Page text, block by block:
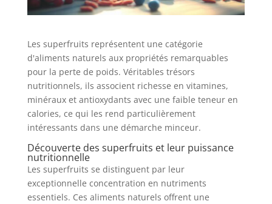
Les superfruits représentent une catégorie
d'aliments naturels aux propriétés remarquables
pour la perte de poids. Véritables trésors
nutritionnels, ils associent richesse en vitamines,
minéraux et antioxydants avec une faible teneur en
calories, ce qui les rend particulièrement
intéressants dans une démarche minceur.
Découverte des superfruits et leur puissance
nutritionnelle
Les superfruits se distinguent par leur
exceptionnelle concentration en nutriments
essentiels. Ces aliments naturels offrent une